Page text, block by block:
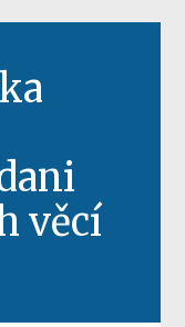
věcí